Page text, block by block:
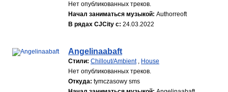
Нет опубликованных треков.
Начал заниматься музыкой: Authorreoft
В рядах CJCity с: 24.03.2022
Angelinaabaft
Стили: Chillout/Ambient, House
Нет опубликованных треков.
Откуда: tymczasowy sms